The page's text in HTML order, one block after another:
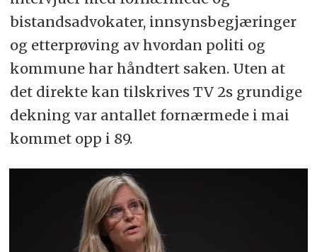
bistandsadvokater, innsynsbegjæringer
og etterprøving av hvordan politi og
kommune har håndtert saken. Uten at
det direkte kan tilskrives TV 2s grundige
dekning var antallet fornærmede i mai
kommet opp i 89.